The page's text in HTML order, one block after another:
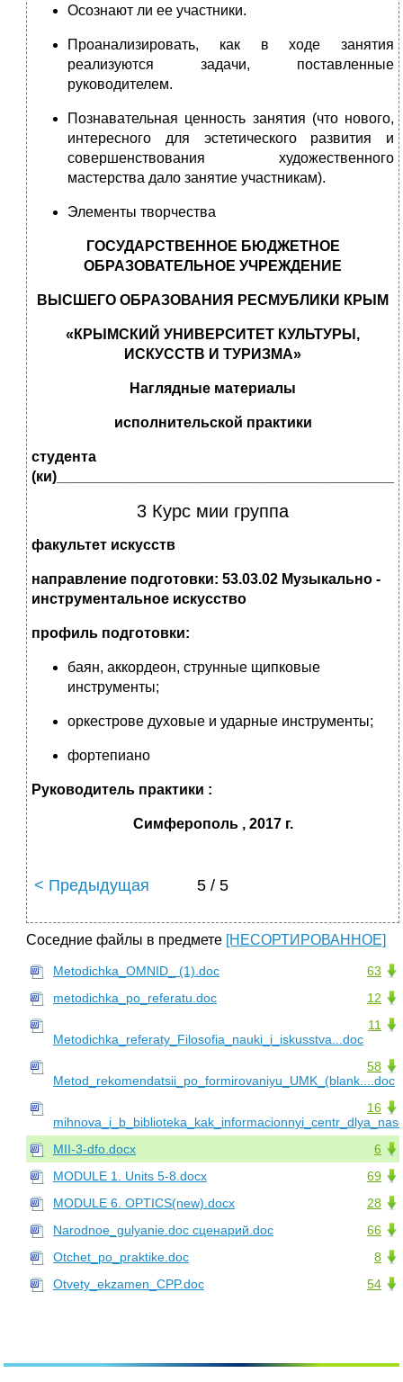
Осознают ли ее участники.
Проанализировать, как в ходе занятия
реализуются задачи, поставленные
руководителем.
Познавательная ценность занятия (что нового,
интересного для эстетического развития и
совершенствования художественного
мастерства дало занятие участникам).
Элементы творчества
ГОСУДАРСТВЕННОЕ БЮДЖЕТНОЕ
ОБРАЗОВАТЕЛЬНОЕ УЧРЕЖДЕНИЕ
ВЫСШЕГО ОБРАЗОВАНИЯ РЕСМУБЛИКИ КРЫМ
«КРЫМСКИЙ УНИВЕРСИТЕТ КУЛЬТУРЫ,
ИСКУССТВ И ТУРИЗМА»
Наглядные материалы
исполнительской практики
студента
3 Курс мии группа
факультет искусств
направление подготовки: 53.03.02 Музыкально -
инструментальное искусство
профиль подготовки:
баян, аккордеон, струнные щипковые
инструменты;
оркестрове духовые и ударные инструменты;
фортепиано
Руководитель практики :
Симферополь , 2017 г.
< Предыдущая 5 / 5
Соседние файлы в предмете [НЕСОРТИРОВАННОЕ]
63
Metodichka_OMNID_ (1).doc
12
metodichka_po_referatu.doc
11
Metodichka_referaty_Filosofia_nauki_i_iskusstva...doc
58
Metod_rekomendatsii_po_formirovaniyu_UMK_(blank....doc
16
6
MII-3-dfo.docx
69
MODULE 1. Units 5-8.docx
28
MODULE 6. OPTICS(new).docx
66
Narodnoe_gulyanie.doc сценарий.doc
8
Otchet_po_praktike.doc
54
Otvety_ekzamen_CPP.doc